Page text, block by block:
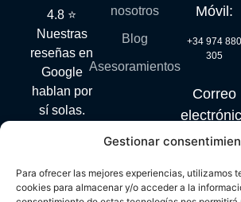
Gestionar
Para ofrecer las mejores experiencias, utilizamos
cookies para almacenar y/o acceder a la
4.8 ⭐
Nuestras
reseñas en
Google
hablan por
sí solas.
nosotros
Blog
Asesoramientos
Móvil:
+34 974 880
305
Correo